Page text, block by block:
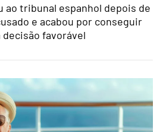
ao tribunal espanhol depois de
e acabou por conseguir
decisão favorável